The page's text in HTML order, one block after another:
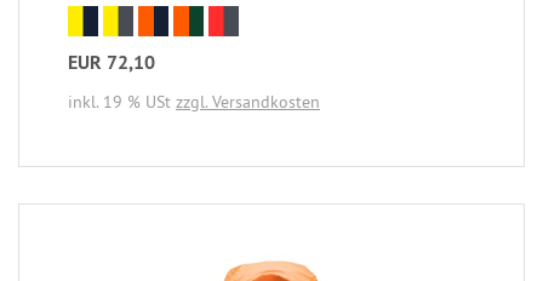
EUR 72,10
inkl. 19 % USt zzgl. Versandkosten